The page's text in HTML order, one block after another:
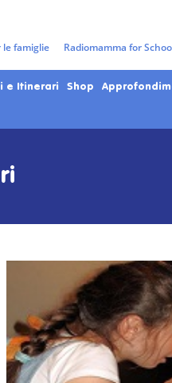
le famiglie Radiomamma for
e Itinerari Shop